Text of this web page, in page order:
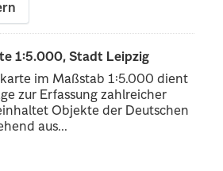
1:5.000, Stadt Leipzig
im Maßstab 1:5.000 dient
zur Erfassung zahlreicher
Objekte der Deutschen
aus...